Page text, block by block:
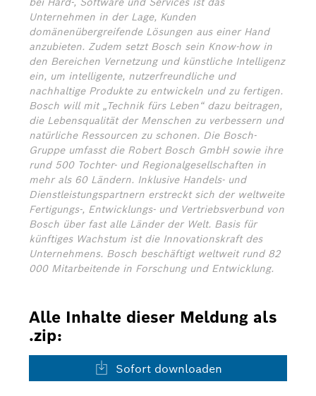
Unternehmen in der Lage, Kunden
domänenübergreifende Lösungen aus einer Hand
anzubieten. Zudem setzt Bosch sein Know-how in
den Bereichen Vernetzung und künstliche Intelligenz
ein, um intelligente, nutzerfreundliche und
nachhaltige Produkte zu entwickeln und zu fertigen.
Bosch will mit „Technik fürs Leben“ dazu beitragen,
die Lebensqualität der Menschen zu verbessern und
natürliche Ressourcen zu schonen. Die Bosch-
Gruppe umfasst die Robert Bosch GmbH sowie ihre
rund 500 Tochter- und Regionalgesellschaften in
mehr als 60 Ländern. Inklusive Handels- und
Dienstleistungspartnern erstreckt sich der weltweite
Fertigungs-, Entwicklungs- und Vertriebsverbund von
Bosch über fast alle Länder der Welt. Basis für
künftiges Wachstum ist die Innovationskraft des
Unternehmens. Bosch beschäftigt weltweit rund 82
000 Mitarbeitende in Forschung und Entwicklung.
Alle Inhalte dieser Meldung als
.zip:
Sofort downloaden